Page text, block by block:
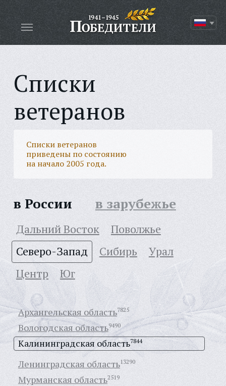
Списки
ветеранов
Списки ветеранов
приведены по состоянию
на начало 2005 года.
в России в зарубежье
Дальний Восток
Поволжье
Северо-Запад
Сибирь
Урал
Центр
Юг
Архангельская область7825
Вологодская область9490
Калининградская область7844
Ленинградская область13290
Мурманская область2519